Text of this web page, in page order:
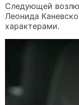
Следующей
Леонида
характерами.